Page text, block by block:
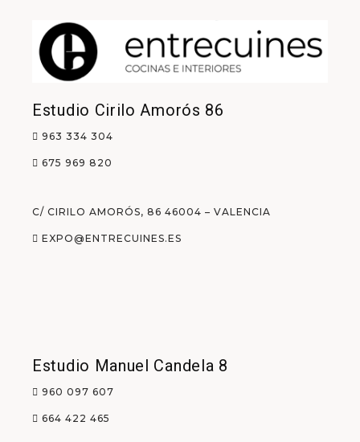
Estudio Cirilo Amorós 86
963 334 304
675 969 820
C/ CIRILO AMORÓS, 86 46004 – VALENCIA
EXPO@ENTRECUINES.ES
Estudio Manuel Candela 8
960 097 607
664 422 465